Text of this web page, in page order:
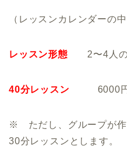
（レッスンカレンダーの
レッスン形態 2〜4人の
40分レッスン 6000
※ ただし、グループが作
30分レッスンとします。